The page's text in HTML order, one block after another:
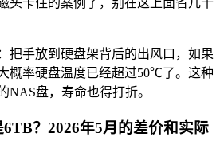
头卡住的案例了，别在这上面省几十
把手放到硬盘架背后的出风口，如果
概率硬盘温度已经超过50℃了。这种
NAS盘，寿命也得打折。
？2026年5月的差价和实际